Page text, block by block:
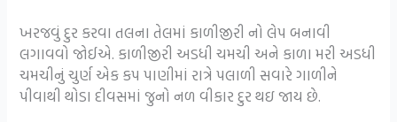
ખરજવું દુર કરવા તલના તેલમાં કાળીજીરી નો લેપ બનાવી
લગાવવો જોઈએ. કાળીજીરી અડધી ચમચી અને કાળા મરી અડધી
ચમચીનું ચુર્ણ એક કપ પાણીમાં રાત્રે પલાળી સવારે ગાળીને
પીવાથી થોડા દીવસમાં જુનો નળ વીકાર દુર થઇ જાય છે.